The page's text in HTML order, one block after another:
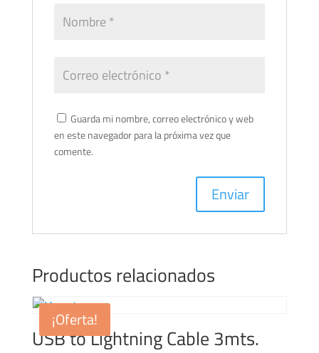
Guarda mi nombre, correo electrónico y web
en este navegador para la próxima vez que
comente.
Productos relacionados
¡Oferta!
USB to Lightning Cable 3mts.